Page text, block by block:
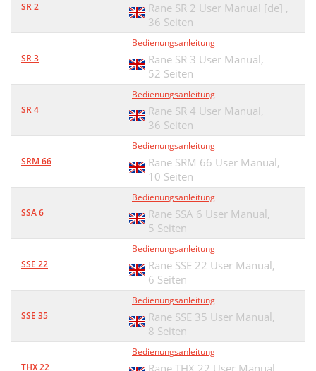
SR 2
Rane SR 2 User Manual [de] ,
36 Seiten
SR 3
Bedienungsanleitung
Rane SR 3 User Manual,
52 Seiten
SR 4
Bedienungsanleitung
Rane SR 4 User Manual,
36 Seiten
SRM 66
Bedienungsanleitung
Rane SRM 66 User Manual,
10 Seiten
SSA 6
Bedienungsanleitung
Rane SSA 6 User Manual,
5 Seiten
SSE 22
Bedienungsanleitung
Rane SSE 22 User Manual,
6 Seiten
SSE 35
Bedienungsanleitung
Rane SSE 35 User Manual,
8 Seiten
THX 22
Bedienungsanleitung
Rane THX 22 User Manual,